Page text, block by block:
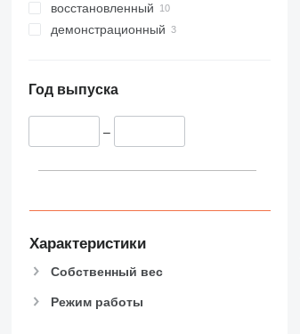
восстановленный
демонстрационный
Год выпуска
–
Характеристики
Собственный вес
Режим работы